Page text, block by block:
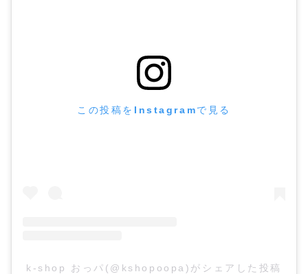
この投稿をInstagramで見る
k-shop おっパ(@kshopoopa)がシェアした投稿